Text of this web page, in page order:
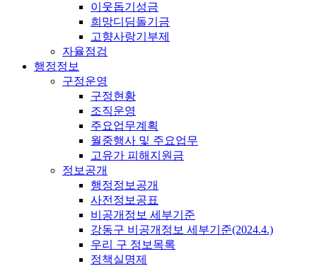
이웃돕기성금
희망디딤돌기금
고향사랑기부제
자율점검
행정정보
구정운영
구정현황
조직운영
주요업무계획
월중행사 및 주요업무
고유가 피해지원금
정보공개
행정정보공개
사전정보공표
비공개정보 세부기준
강동구 비공개정보 세부기준(2024.4.)
우리 구 정보목록
정책실명제